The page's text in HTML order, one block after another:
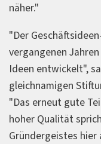
näher."
"Der
vergangenen
Ideen entwickelt",
gleichnamigen
"Das erneut gute
hoher Qualität
Gründergeistes